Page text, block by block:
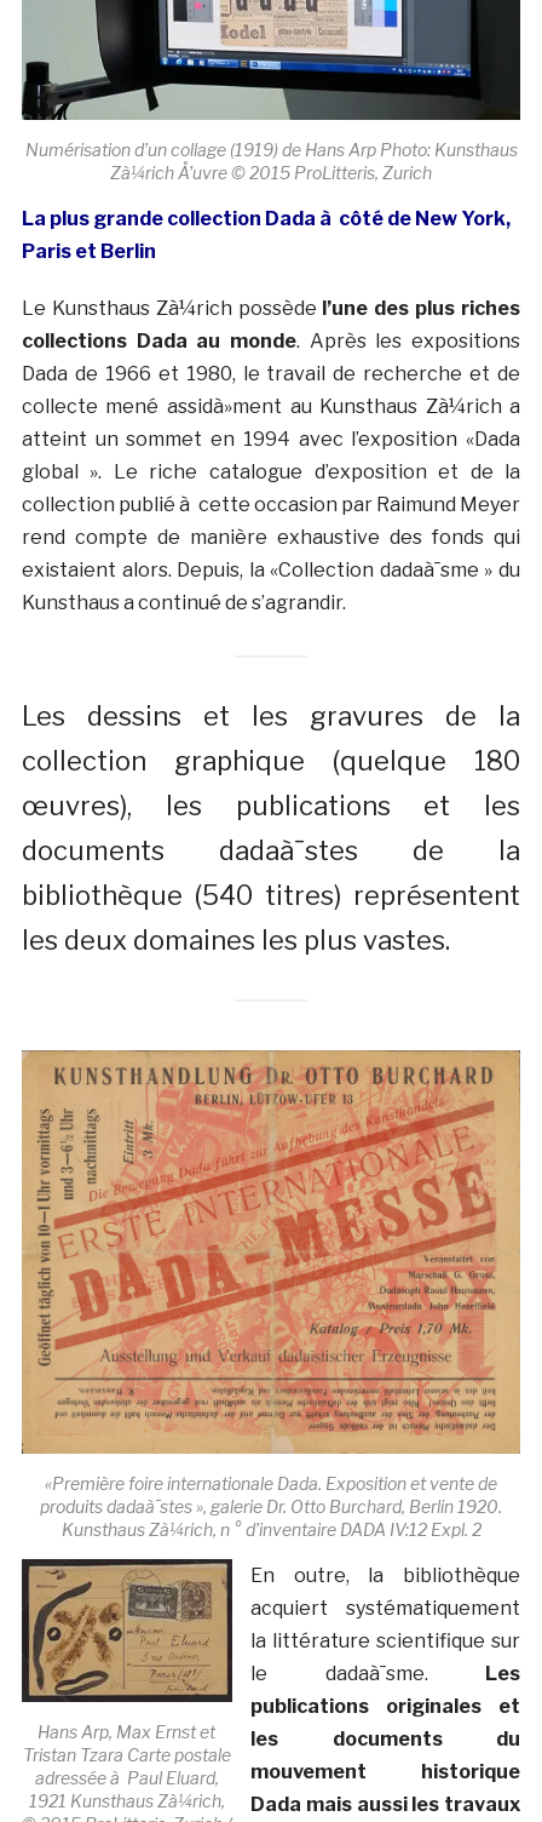
Numérisation d’un collage (1919) de Hans Arp Photo: Kunsthaus
Zà¼rich Å’uvre © 2015 ProLitteris, Zurich
La plus grande collection Dada à côté de New York,
Paris et Berlin
Le Kunsthaus Zà¼rich possède l’une des plus riches
collections Dada au monde. Après les expositions
Dada de 1966 et 1980, le travail de recherche et de
collecte mené assidà»ment au Kunsthaus Zà¼rich a
atteint un sommet en 1994 avec l’exposition «Dada
global ». Le riche catalogue d’exposition et de la
collection publié à cette occasion par Raimund Meyer
rend compte de manière exhaustive des fonds qui
existaient alors. Depuis, la «Collection dadaà¯sme » du
Kunsthaus a continué de s’agrandir.
Les dessins et les gravures de la
collection graphique (quelque 180
œuvres), les publications et les
documents dadaà¯stes de la
bibliothèque (540 titres) représentent
les deux domaines les plus vastes.
«Première foire internationale Dada. Exposition et vente de
produits dadaà¯stes », galerie Dr. Otto Burchard, Berlin 1920.
Kunsthaus Zà¼rich, n ° d’inventaire DADA IV:12 Expl. 2
Hans Arp, Max Ernst et
Tristan Tzara Carte postale
adressée à Paul Eluard,
1921 Kunsthaus Zà¼rich,
En outre, la bibliothèque
acquiert systématiquement
la littérature scientifique sur
le dadaà¯sme. Les
publications originales et
les documents du
mouvement historique
Dada mais aussi les travaux